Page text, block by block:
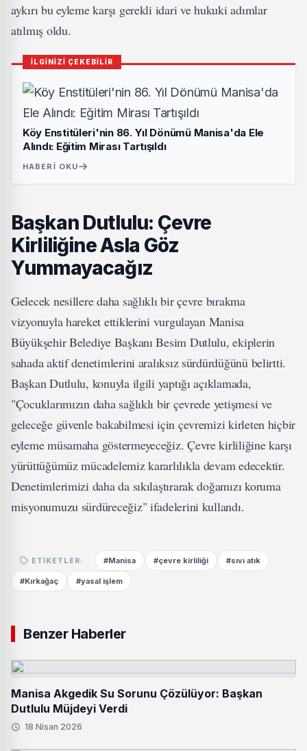
aykırı bu eyleme karşı gerekli idari ve hukuki adımlar
atılmış oldu.
İLGİNİZİ ÇEKEBİLİR
Köy Enstitüleri'nin 86. Yıl Dönümü Manisa'da Ele
Alındı: Eğitim Mirası Tartışıldı
HABERI OKU
Başkan Dutlulu: Çevre
Kirliliğine Asla Göz
Yummayacağız
Gelecek nesillere daha sağlıklı bir çevre bırakma
vizyonuyla hareket ettiklerini vurgulayan Manisa
Büyükşehir Belediye Başkanı Besim Dutlulu, ekiplerin
sahada aktif denetimlerini aralıksız sürdürdüğünü belirtti.
Başkan Dutlulu, konuyla ilgili yaptığı açıklamada,
"Çocuklarımızın daha sağlıklı bir çevrede yetişmesi ve
geleceğe güvenle bakabilmesi için çevremizi kirleten hiçbir
eyleme müsamaha göstermeyeceğiz. Çevre kirliliğine karşı
yürüttüğümüz mücadelemiz kararlılıkla devam edecektir.
Denetimlerimizi daha da sıkılaştırarak doğamızı koruma
misyonumuzu sürdüreceğiz" ifadelerini kullandı.
ETIKETLER: #Manisa #çevre kirliliği #sıvı atık
#Kırkağaç #yasal işlem
Benzer Haberler
Manisa Akgedik Su Sorunu Çözülüyor: Başkan
Dutlulu Müjdeyi Verdi
18 Nisan 2026